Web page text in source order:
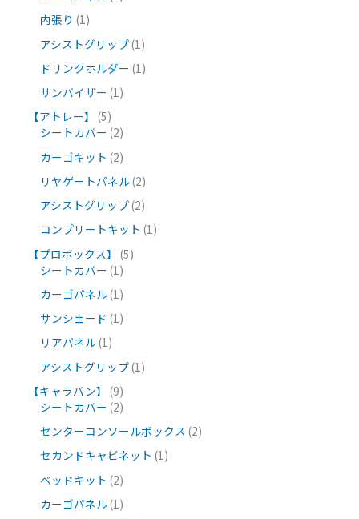
内張り 1
アシストグリップ 1
ドリンクホルダー 1
サンバイザー 1
【アトレー】
5
シートカバー 2
カーゴキット 2
リヤゲートパネル 2
アシストグリップ 2
コンプリートキット 1
【プロボックス】
5
シートカバー 1
カーゴパネル 1
サンシェード 1
リアパネル 1
アシストグリップ 1
【キャラバン】
9
シートカバー 2
センターコンソールボックス 2
セカンドキャビネット 1
ベッドキット 2
カーゴパネル 1